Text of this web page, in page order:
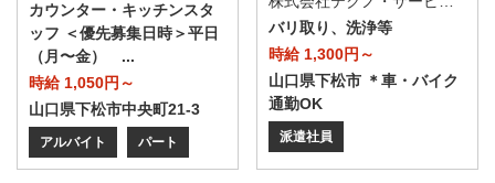
カウンター・キッチンスタ
ッフ ＜優先募集日時＞平日
（月〜金） ...
時給 1,050円～
山口県下松市中央町21-3
アルバイト パート
バリ取り、洗浄等
時給 1,300円～
山口県下松市 ＊車・バイク
通勤OK
派遣社員